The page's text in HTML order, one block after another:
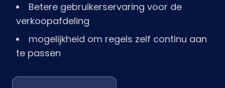
Betere gebruikerservaring voor de
verkoopafdeling
mogelijkheid om regels zelf continu aan
te passen